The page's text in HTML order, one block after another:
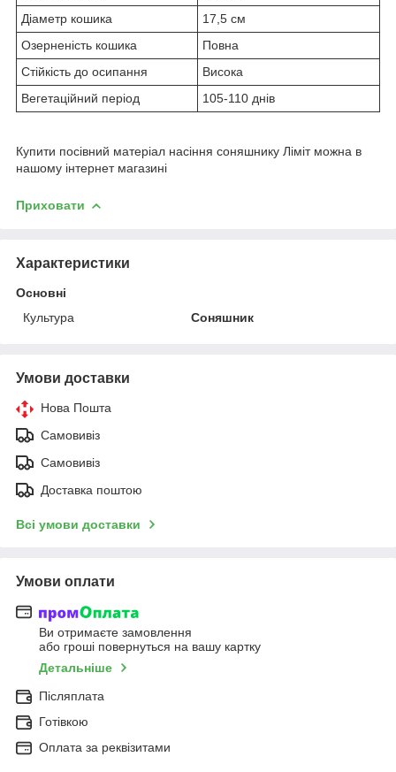
Діаметр кошика
17,5 см
Озерненість кошика
Повна
Стійкість до осипання
Висока
Вегетаційний період
105-110 днів
Купити посівний матеріал насіння соняшнику Ліміт можна в
нашому інтернет магазині
Приховати
Характеристики
Основні
Культура
Соняшник
Умови доставки
Нова Пошта
Самовивіз
Самовивіз
Доставка поштою
Всі умови доставки
Умови оплати
Ви отримаєте замовлення
або гроші повернуться на вашу картку
Детальніше
Післяплата
Готівкою
Оплата за реквізитами